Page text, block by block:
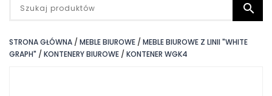

STRONA GŁÓWNA MEBLE BIUROWE
MEBLE BIUROWE Z LINII "WHITE
GRAPH"
KONTENERY BIUROWE KONTENER WGK4